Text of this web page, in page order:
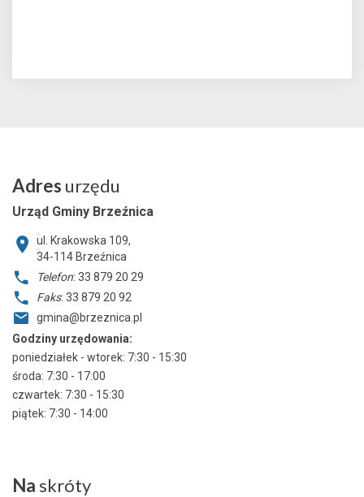
Adres urzędu
Urząd Gminy Brzeźnica
ul. Krakowska 109,
34-114 Brzeźnica
Telefon: 33 879 20 29
Faks: 33 879 20 92
gmina@brzeznica.pl
Godziny urzędowania:
poniedziałek - wtorek: 7:30 - 15:30
środa: 7:30 - 17:00
czwartek: 7:30 - 15:30
piątek: 7:30 - 14:00
Na skróty